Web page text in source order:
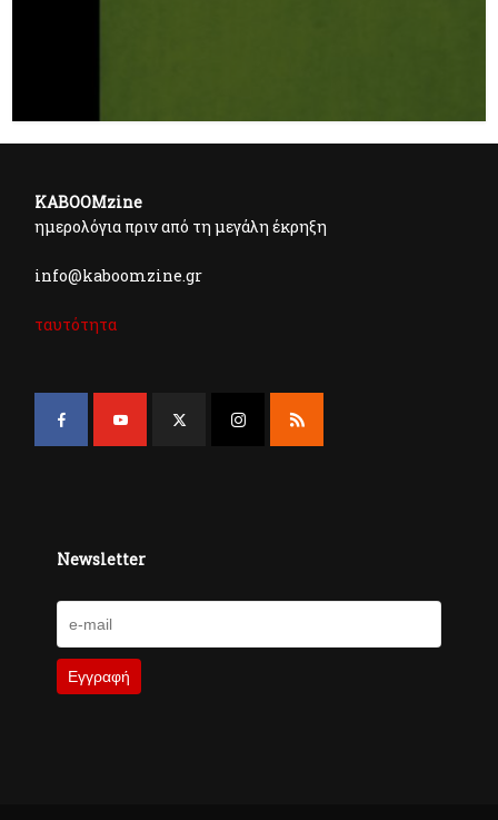
KABOOMzine
ημερολόγια πριν από τη μεγάλη έκρηξη
info@kaboomzine.gr
ταυτότητα
Newsletter